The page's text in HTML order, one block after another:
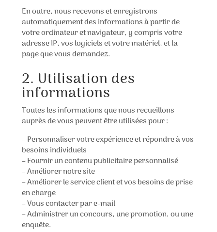
En outre, nous recevons et enregistrons
automatiquement des informations à partir de
votre ordinateur et navigateur, y compris votre
adresse IP, vos logiciels et votre matériel, et la
page que vous demandez.
2. Utilisation des
informations
Toutes les informations que nous recueillons
auprès de vous peuvent être utilisées pour :
– Personnaliser votre expérience et répondre à vos
besoins individuels
– Fournir un contenu publicitaire personnalisé
– Améliorer notre site
– Améliorer le service client et vos besoins de prise
en charge
– Vous contacter par e-mail
– Administrer un concours, une promotion, ou une
enquête.